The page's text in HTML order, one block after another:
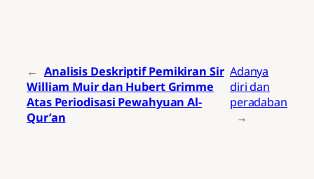
← Analisis Deskriptif Pemikiran Sir
William Muir dan Hubert Grimme
Atas Periodisasi Pewahyuan Al-
Qur’an
Adanya
diri dan
peradaban
→